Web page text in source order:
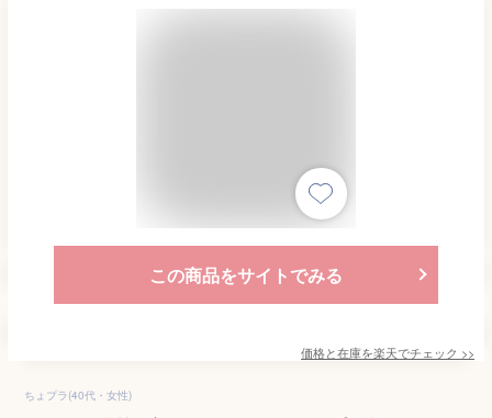
この商品をサイトでみる
価格と在庫を楽天でチェック >>
ちょプラ(40代・女性)